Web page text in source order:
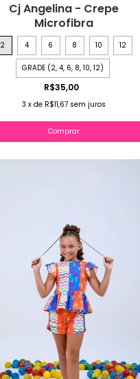
Cj Angelina - Crepe
Microfibra
2 4 6 8 10 12
GRADE (2, 4, 6, 8, 10, 12)
R$35,00
3 x de R$11,67 sem juros
Comprar